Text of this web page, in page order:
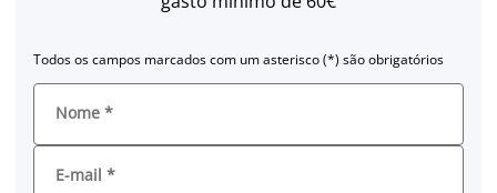
Todos os campos marcados com um asterisco (*) são obrigatórios
Nome *
E-mail *